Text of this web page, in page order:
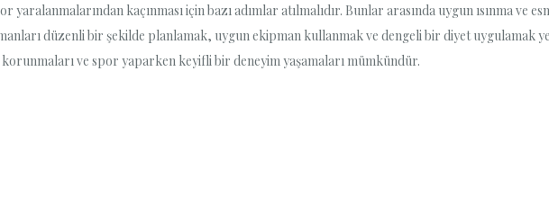
yaralanmalarından kaçınması için bazı adımlar atılmalıdır. Bunlar arasında uygun ısınma ve
düzenli bir şekilde planlamak, uygun ekipman kullanmak ve dengeli bir diyet uygulamak
ve spor yaparken keyifli bir deneyim yaşamaları mümkündür.